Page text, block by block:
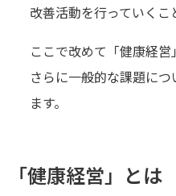
改善活動を行っていくこ
ここで改めて「健康経営
さらに一般的な課題に
ます。
「健康経営」とは